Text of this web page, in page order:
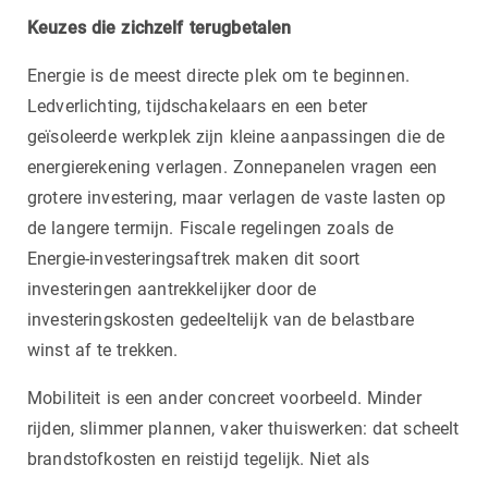
Keuzes die zichzelf terugbetalen
Energie is de meest directe plek om te beginnen.
Ledverlichting, tijdschakelaars en een beter
geïsoleerde werkplek zijn kleine aanpassingen die de
energierekening verlagen. Zonnepanelen vragen een
grotere investering, maar verlagen de vaste lasten op
de langere termijn. Fiscale regelingen zoals de
Energie-investeringsaftrek maken dit soort
investeringen aantrekkelijker door de
investeringskosten gedeeltelijk van de belastbare
winst af te trekken.
Mobiliteit is een ander concreet voorbeeld. Minder
rijden, slimmer plannen, vaker thuiswerken: dat scheelt
brandstofkosten en reistijd tegelijk. Niet als